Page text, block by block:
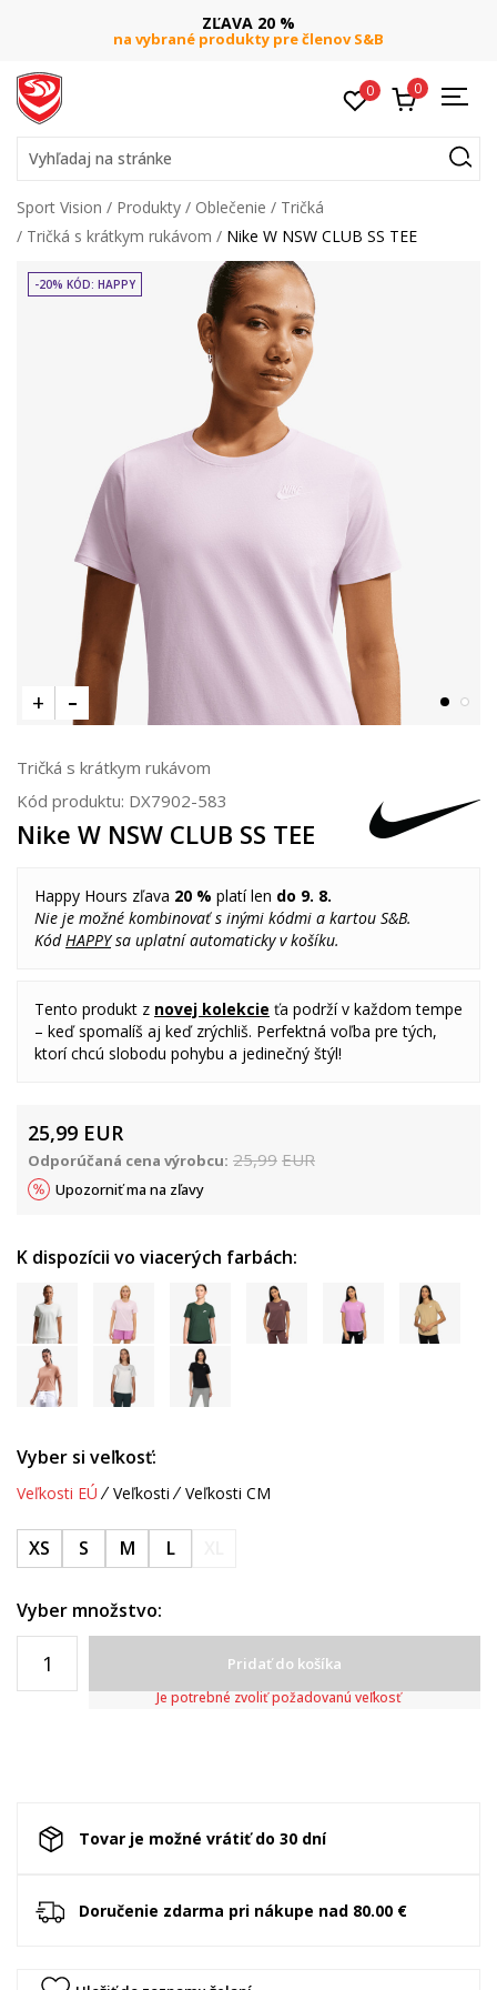
ZĽAVA 20 %
na vybrané produkty pre členov S&B
0 0
Vyhľadaj na stránke
Sport Vision Produkty Oblečenie
Tričká
Tričká s krátkym rukávom
Nike W NSW CLUB SS TEE
-20% KÓD: HAPPY
Tričká s krátkym rukávom
Kód produktu: DX7902-583
Nike W NSW CLUB SS TEE
Happy Hours zľava 20 % platí len do 9. 8.
Nie je možné kombinovať s inými kódmi a kartou S&B.
KódHAPPYsa uplatní automaticky v košíku.
Tento produkt z novej kolekcie ťa podrží v každom tempe
– keď spomalíš aj keď zrýchliš. Perfektná voľba pre tých,
ktorí chcú slobodu pohybu a jedinečný štýl!
25,99 EUR
Odporúčaná cena výrobcu: 25,99 EUR
Upozorniť ma na zľavy
K dispozícii vo viacerých farbách:
Vyber si veľkosť:
Veľkosti EÚ Veľkosti Veľkosti CM
XS S M L
Vyber množstvo:
Pridať do košíka
Je potrebné zvoliť požadovanú veľkosť
Tovar je možné vrátiť do 30 dní
Doručenie zdarma pri nákupe nad 80.00 €